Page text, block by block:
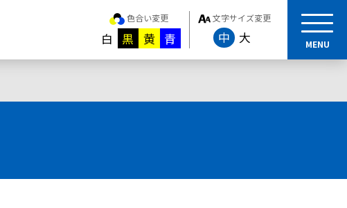
色合い変更
白 黒 黄 青
文字サイズ変更
中 大 MENU